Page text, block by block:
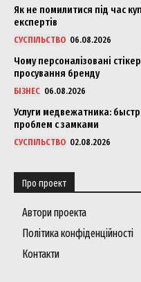
Як не помилитися під час
експертів
СУСПІЛЬСТВО 06.08.2026
Чому персоналізовані
просування бренду
БІЗНЕС 06.08.2026
Услуги медвежатника:
проблем с замками
СУСПІЛЬСТВО 02.08.2026
Про проект
Автори проекта
Політика конфіденційності
Контакти